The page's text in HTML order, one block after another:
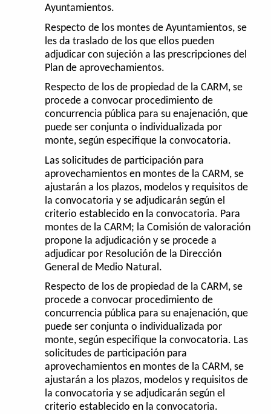
Ayuntamientos.
Respecto de los montes de Ayuntamientos, se
les da traslado de los que ellos pueden
adjudicar con sujeción a las prescripciones del
Plan de aprovechamientos.
Respecto de los de propiedad de la CARM, se
procede a convocar procedimiento de
concurrencia pública para su enajenación, que
puede ser conjunta o individualizada por
monte, según especifique la convocatoria.
Las solicitudes de participación para
aprovechamientos en montes de la CARM, se
ajustarán a los plazos, modelos y requisitos de
la convocatoria y se adjudicarán según el
criterio establecido en la convocatoria. Para
montes de la CARM; la Comisión de valoración
propone la adjudicación y se procede a
adjudicar por Resolución de la Dirección
General de Medio Natural.
Respecto de los de propiedad de la CARM, se
procede a convocar procedimiento de
concurrencia pública para su enajenación, que
puede ser conjunta o individualizada por
monte, según especifique la convocatoria. Las
solicitudes de participación para
aprovechamientos en montes de la CARM, se
ajustarán a los plazos, modelos y requisitos de
la convocatoria y se adjudicarán según el
criterio establecido en la convocatoria.